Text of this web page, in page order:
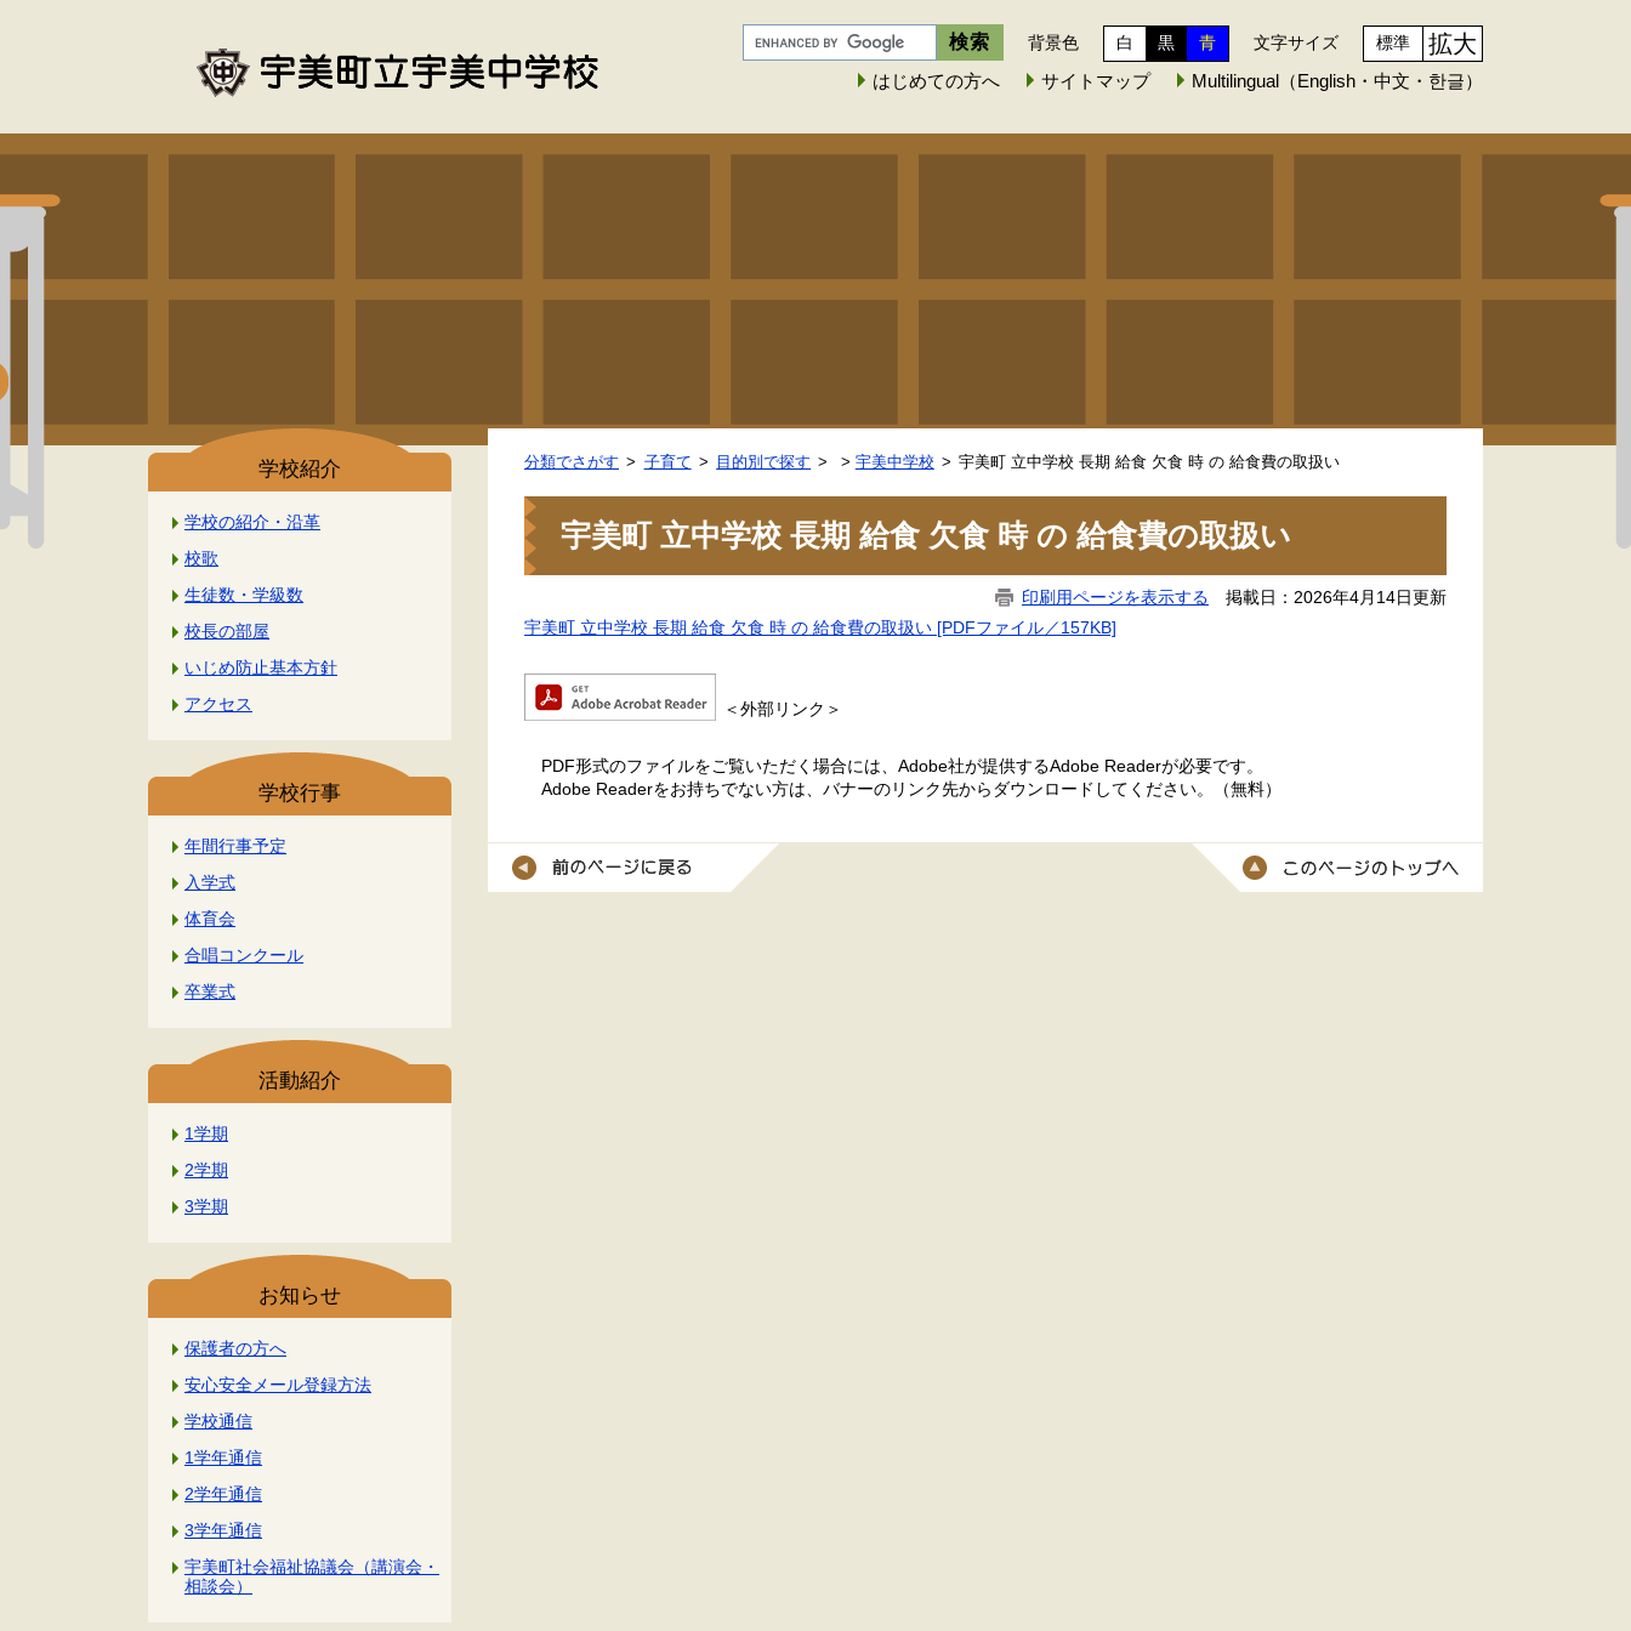
背景色 白 黒 青 文字サイズ 標準 拡大
はじめての方へ サイトマップ Multilingual（English・中文・한글）
学校紹介
学校の紹介・沿革
校歌
生徒数・学級数
校長の部屋
いじめ防止基本方針
アクセス
学校行事
年間行事予定
入学式
体育会
合唱コンクール
卒業式
活動紹介
1学期
2学期
3学期
お知らせ
保護者の方へ
安心安全メール登録方法
学校通信
1学年通信
2学年通信
3学年通信
宇美町社会福祉協議会（講演会・
相談会）
分類でさがす 子育て 目的別で探す > 宇美中学校 宇美町 立中学校 長期 給食 欠食 時 の 給食費の取扱い
宇美町 立中学校 長期 給食 欠食 時 の 給食費の取扱い
印刷用ページを表示する 掲載日：2026年4月14日更新
宇美町 立中学校 長期 給食 欠食 時 の 給食費の取扱い [PDFファイル／157KB]
＜外部リンク＞
PDF形式のファイルをご覧いただく場合には、Adobe社が提供するAdobe Readerが必要です。
Adobe Readerをお持ちでない方は、バナーのリンク先からダウンロードしてください。（無料）